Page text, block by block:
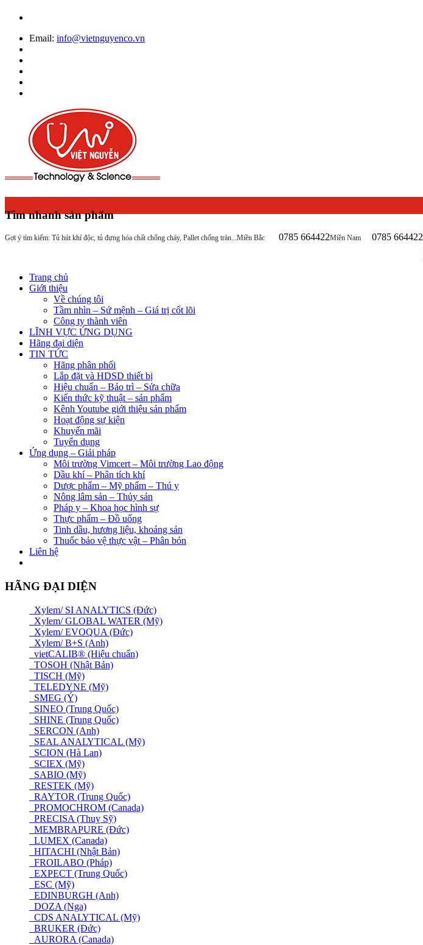
Email: info@vietnguyenco.vn
Tìm nhanh sản phẩm
Gợi ý tìm kiếm: Tủ hút khí độc, tủ đựng hóa chất chống cháy, Pallet chống tràn... Miền Bắc 0785 664422Miền Nam 0785 664422
Trang chủ
Giới thiệu
Về chúng tôi
Tầm nhìn – Sứ mệnh – Giá trị cốt lõi
Công ty thành viên
LĨNH VỰC ỨNG DỤNG
Hãng đại diện
TIN TỨC
Hãng phân phối
Lắp đặt và HDSD thiết bị
Hiệu chuẩn – Bảo trì – Sửa chữa
Kiến thức kỹ thuật – sản phẩm
Kênh Youtube giới thiệu sản phẩm
Hoạt động sự kiện
Khuyến mãi
Tuyển dụng
Ứng dụng – Giải pháp
Môi trường Vimcert – Môi trường Lao động
Dầu khí – Phân tích khí
Dược phẩm – Mỹ phẩm – Thú y
Nông lâm sản – Thủy sản
Pháp y – Khoa học hình sự
Thực phẩm – Đồ uống
Tinh dầu, hương liệu, khoáng sản
Thuốc bảo vệ thực vật – Phân bón
Liên hệ
HÃNG ĐẠI DIỆN
Xylem/ SI ANALYTICS (Đức)
Xylem/ GLOBAL WATER (Mỹ)
Xylem/ EVOQUA (Đức)
Xylem/ B+S (Anh)
vietCALIB® (Hiệu chuẩn)
TOSOH (Nhật Bản)
TISCH (Mỹ)
TELEDYNE (Mỹ)
SMEG (Ý)
SINEO (Trung Quốc)
SHINE (Trung Quốc)
SERCON (Anh)
SEAL ANALYTICAL (Mỹ)
SCION (Hà Lan)
SCIEX (Mỹ)
SABIO (Mỹ)
RESTEK (Mỹ)
RAYTOR (Trung Quốc)
PROMOCHROM (Canada)
PRECISA (Thuỵ Sỹ)
MEMBRAPURE (Đức)
LUMEX (Canada)
HITACHI (Nhật Bản)
FROILABO (Pháp)
EXPECT (Trung Quốc)
ESC (Mỹ)
EDINBURGH (Anh)
DOZA (Nga)
CDS ANALYTICAL (Mỹ)
BRUKER (Đức)
AURORA (Canada)